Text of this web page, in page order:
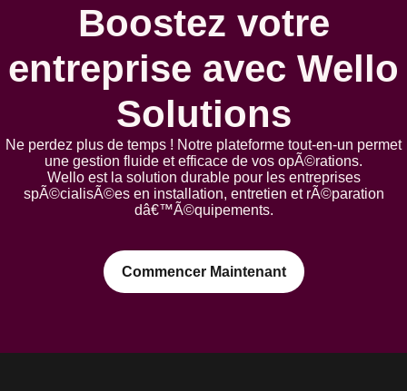
Boostez votre
entreprise avec Wello
Solutions
Ne perdez plus de temps ! Notre plateforme tout-en-un permet
une gestion fluide et efficace de vos opÃ©rations.
Wello est la solution durable pour les entreprises
spÃ©cialisÃ©es en installation, entretien et rÃ©paration
dâ€™Ã©quipements.
Commencer Maintenant